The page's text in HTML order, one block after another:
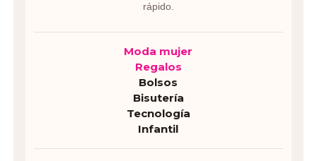
rápido.
Moda mujer
Regalos
Bolsos
Bisutería
Tecnología
Infantil